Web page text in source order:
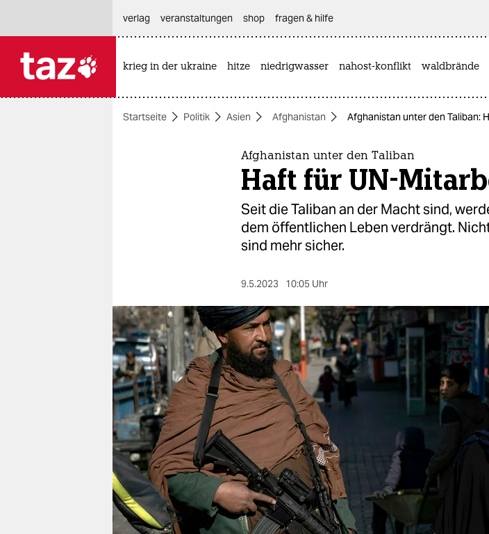
themen
berlin
nord
wahrheit
verlag
verlag
veranstaltungen
shop
fragen & hilfe
verlag
veranstaltungen shop fragen & hilfe
krieg in der ukraine hitze niedrigwasser nahost-konflikt waldbrände
Startseite Politik Asien Afghanistan Afghanistan unter den Taliban:
Afghanistan unter den Taliban
Haft für UN-
Seit die Taliban an der Macht sind,
dem öffentlichen Leben verdrängt.
sind mehr sicher.
9.5.2023 10:05 Uhr